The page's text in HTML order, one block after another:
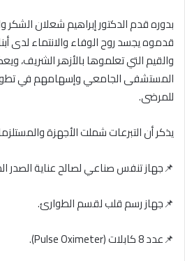
بدوره قدم الدكتور إبراهيم شعلان الشكر
قدموه يجسد روح الوفاء والانتماء لدى
والقيم التي تعلموها بالأزهر
المستشفى الجامعي وإسهامهم في
للمرضى.
يذكر أن التبرعات شملت الأجهزة
📌جهاز تنفس صناعي لصالح عناية الصدر
📌جهاز رسم قلب لقسم الطوارئ.
📌عدد 8 كابلات (Pulse Oximeter).